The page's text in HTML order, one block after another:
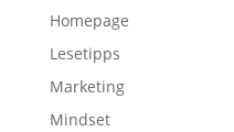
Homepage
Lesetipps
Marketing
Mindset